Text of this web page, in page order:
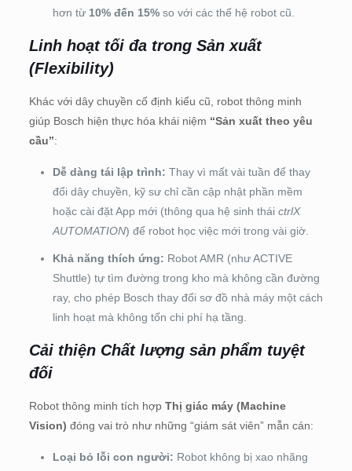
hơn từ 10% đến 15%so với các thế hệ robot cũ.
Linh hoạt tối đa trong Sản xuất
(Flexibility)
Khác với dây chuyền cố định kiểu cũ, robot thông minh
giúp Bosch hiện thực hóa khái niệm “Sản xuất theo yêu
cầu”:
Dễ dàng tái lập trình: Thay vì mất vài tuần để thay
đổi dây chuyền, kỹ sư chỉ cần cập nhật phần mềm
hoặc cài đặt App mới (thông qua hệ sinh thái ctrlX
AUTOMATION) để robot học việc mới trong vài giờ.
Khả năng thích ứng: Robot AMR (như ACTIVE
Shuttle) tự tìm đường trong kho mà không cần đường
ray, cho phép Bosch thay đổi sơ đồ nhà máy một cách
linh hoạt mà không tốn chi phí hạ tầng.
Cải thiện Chất lượng sản phẩm tuyệt
đối
Robot thông minh tích hợp Thị giác máy (Machine
Vision) đóng vai trò như những “giám sát viên” mẫn cán:
Loại bỏ lỗi con người: Robot không bị xao nhãng